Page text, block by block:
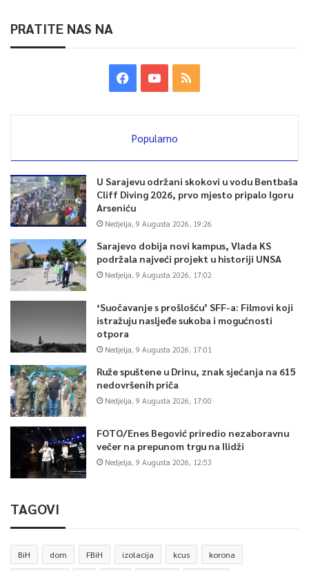
PRATITE NAS NA
Popularno
U Sarajevu održani skokovi u vodu Bentbaša
Cliff Diving 2026, prvo mjesto pripalo Igoru
Arseniću
Nedjelja, 9 Augusta 2026, 19:26
Sarajevo dobija novi kampus, Vlada KS
podržala najveći projekt u historiji UNSA
Nedjelja, 9 Augusta 2026, 17:02
‘Suočavanje s prošlošću’ SFF-a: Filmovi koji
istražuju nasljeđe sukoba i mogućnosti
otpora
Nedjelja, 9 Augusta 2026, 17:01
Ruže spuštene u Drinu, znak sjećanja na 615
nedovršenih priča
Nedjelja, 9 Augusta 2026, 17:00
FOTO/Enes Begović priredio nezaboravnu
večer na prepunom trgu na Ilidži
Nedjelja, 9 Augusta 2026, 12:53
TAGOVI
BiH dom FBiH izolacija kcus korona